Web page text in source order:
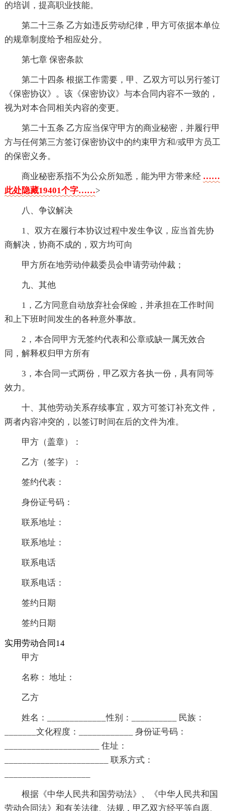
的培训，提高职业技能。
第二十三条 乙方如违反劳动纪律，甲方可依据本单位
的规章制度给予相应处分。
第七章 保密条款
第二十四条 根据工作需要，甲、乙双方可以另行签订
《保密协议》。该《保密协议》与本合同内容不一致的，
视为对本合同相关内容的变更。
第二十五条 乙方应当保守甲方的商业秘密，并履行甲
方与任何第三方签订保密协议中的约束甲方和/或甲方员工
的保密义务。
商业秘密系指不为公众所知悉，能为甲方带来经 ……
此处隐藏19401个字……>
八、争议解决
1、双方在履行本协议过程中发生争议，应当首先协
商解决，协商不成的，双方均可向
甲方所在地劳动仲裁委员会申请劳动仲裁；
九、其他
1，乙方同意自动放弃社会保睑，并承担在工作时间
和上下班时间发生的各种意外事故。
2，本合同甲方无签约代表和公章或缺一属无效合
同，解释权归甲方所有
3，本合同一式两份，甲乙双方各执一份，具有同等
效力。
十、其他劳动关系存续事宜，双方可签订补充文件，
两者内容冲突的，以签订时间在后的文件为准。
甲方（盖章）：
乙方（签字）：
签约代表：
身份证号码：
联系地址：
联系地址：
联系电话
联系电话：
签约日期
签约日期
实用劳动合同14
甲方
名称： 地址：
乙方
姓名：_____________性别：__________ 民族：
_______文化程度：____________ 身份证号码：
_____________________ 住址：
_______________________ 联系方式：
根据《中华人民共和国劳动法》、《中华人民共和国
劳动合同法》和有关法律、法规，甲乙双方经平等自愿、